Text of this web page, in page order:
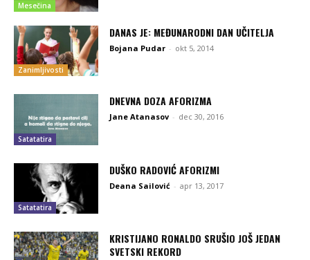
Mesečina
Zanimljivosti
DANAS JE: MEĐUNARODNI DAN UČITELJA
Bojana Pudar - okt 5, 2014
Satatatira
DNEVNA DOZA AFORIZMA
Jane Atanasov - dec 30, 2016
Satatatira
DUŠKO RADOVIĆ AFORIZMI
Deana Sailović - apr 13, 2017
KRISTIJANO RONALDO SRUŠIO JOŠ JEDAN
SVETSKI REKORD